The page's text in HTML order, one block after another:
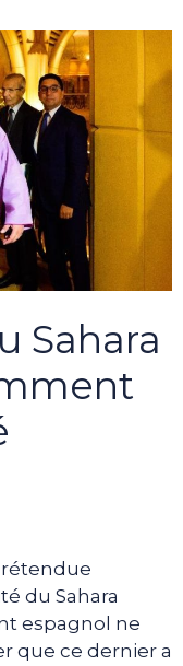
Sahara
du Sahara
espagnol ne
que ce dernier a